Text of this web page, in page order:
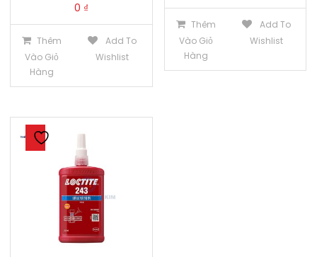
0 ₫
Thêm
Vào Giỏ
Hàng
Add To
Wishlist
Thêm
Vào Giỏ
Hàng
Add To
Wishlist